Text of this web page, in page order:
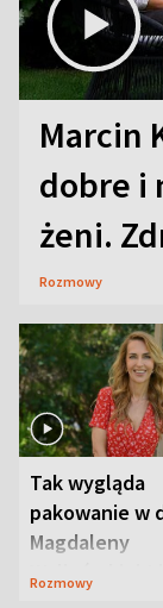
Marcin
dobre i
żeni.
Rozmowy
Tak wygląda
pakowanie w
Magdaleny
Waligórskiej-
Rozmowy